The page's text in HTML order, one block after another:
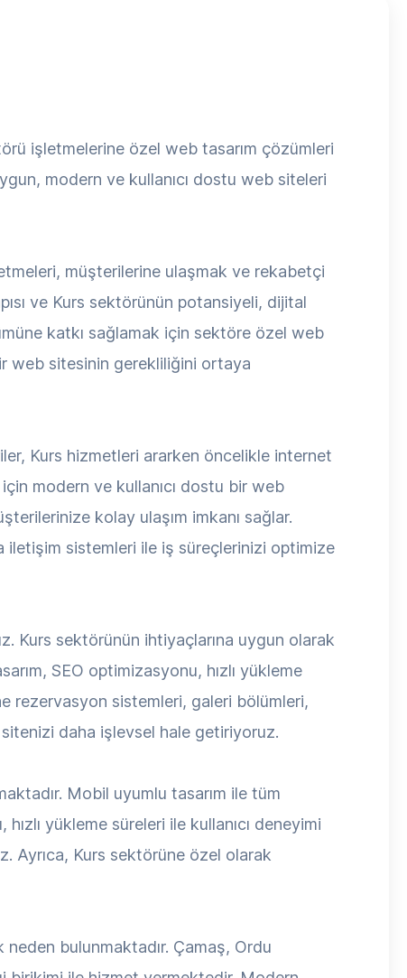
işletmelerine özel web tasarım çözümleri
modern ve kullanıcı dostu web siteleri
müşterilerine ulaşmak ve rekabetçi
ve Kurs sektörünün potansiyeli, dijital
katkı sağlamak için sektöre özel web
web sitesinin gerekliliğini ortaya
Kurs hizmetleri ararken öncelikle internet
modern ve kullanıcı dostu bir web
kolay ulaşım imkanı sağlar.
sistemleri ile iş süreçlerinizi optimize
Kurs sektörünün ihtiyaçlarına uygun olarak
SEO optimizasyonu, hızlı yükleme
rezervasyon sistemleri, galeri bölümleri,
daha işlevsel hale getiriyoruz.
Mobil uyumlu tasarım ile tüm
yükleme süreleri ile kullanıcı deneyimi
Ayrıca, Kurs sektörüne özel olarak
bulunmaktadır. Çamaş, Ordu